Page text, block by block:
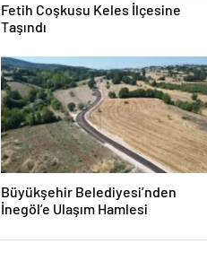
Fetih Coşkusu Keles İlçesine
Taşındı
Büyükşehir Belediyesi’nden
İnegöl’e Ulaşım Hamlesi